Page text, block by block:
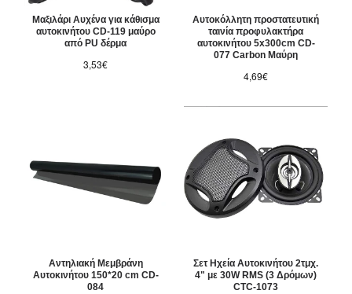
Μαξιλάρι Αυχένα για κάθισμα
αυτοκινήτου CD-119 μαύρο
από PU δέρμα
3,53€
Αυτοκόλλητη προστατευτική
ταινία προφυλακτήρα
αυτοκινήτου 5x300cm CD-
077 Carbon Μαύρη
4,69€
Αντηλιακή Μεμβράνη
Αυτοκινήτου 150*20 cm CD-
084
Σετ Ηχεία Αυτοκινήτου 2τμχ.
4" με 30W RMS (3 Δρόμων)
CTC-1073